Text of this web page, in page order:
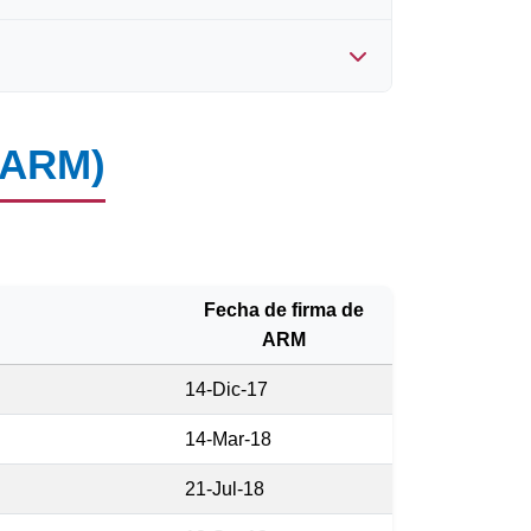
TIN del exportador en tu
Mutuo (ARM), ya que
Fecha de firma de
ARM
14-Dic-17
14-Mar-18
21-Jul-18